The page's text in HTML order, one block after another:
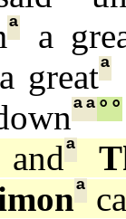
ª
a
a greatª
ªª° °
andª
ª